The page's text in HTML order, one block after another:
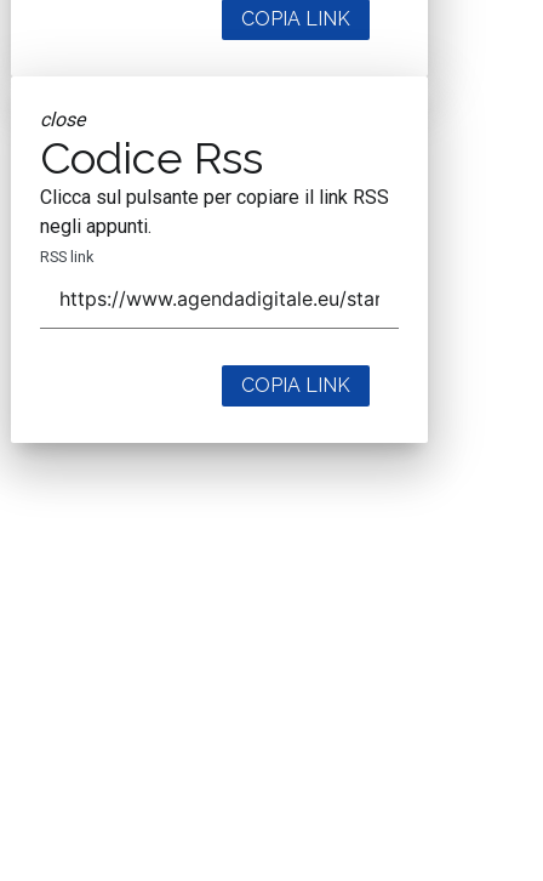
COPIA LINK
close
Codice Rss
Clicca sul pulsante per copiare il link RSS
negli appunti.
RSS link
COPIA LINK